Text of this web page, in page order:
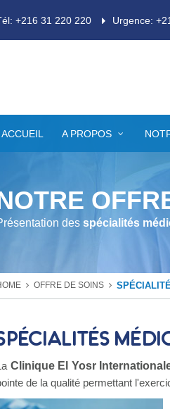
+216 31 220 220 Urgence:
ACCUEIL A PROPOS
des spécialités
OFFRE DE SOINS
Clinique El Yosr
de la qualité permettant